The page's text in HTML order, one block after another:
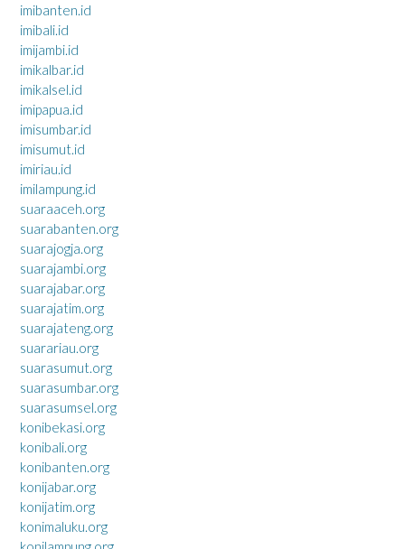
imibanten.id
imibali.id
imijambi.id
imikalbar.id
imikalsel.id
imipapua.id
imisumbar.id
imisumut.id
imiriau.id
imilampung.id
suaraaceh.org
suarabanten.org
suarajogja.org
suarajambi.org
suarajabar.org
suarajatim.org
suarajateng.org
suarariau.org
suarasumut.org
suarasumbar.org
suarasumsel.org
konibekasi.org
konibali.org
konibanten.org
konijabar.org
konijatim.org
konimaluku.org